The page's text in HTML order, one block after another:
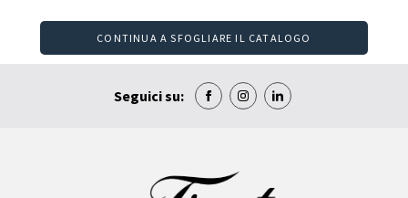
CONTINUA A SFOGLIARE IL CATALOGO
Seguici su: